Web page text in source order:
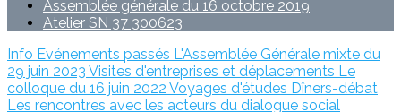
Assemblée générale du 16 octobre 2019
Atelier SN 37 300623
Info Evénements passés L'Assemblée Générale mixte du
29 juin 2023 Visites d'entreprises et déplacements Le
colloque du 16 juin 2022 Voyages d'études Dîners-débat
Les rencontres avec les acteurs du dialogue social